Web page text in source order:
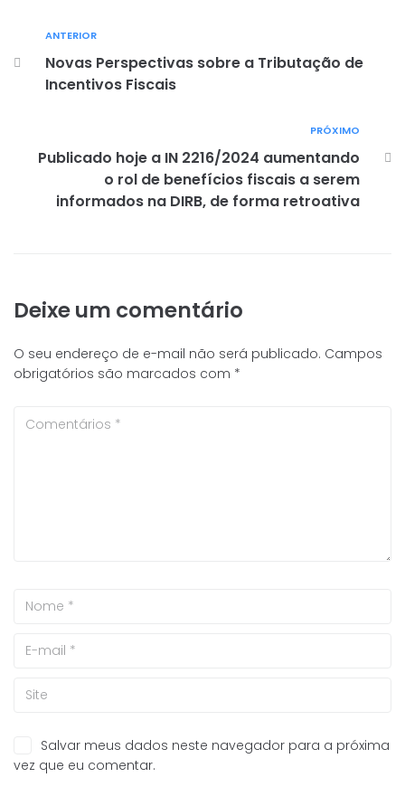
ANTERIOR
Novas Perspectivas sobre a Tributação de
Incentivos Fiscais
PRÓXIMO
Publicado hoje a IN 2216/2024 aumentando
o rol de benefícios fiscais a serem
informados na DIRB, de forma retroativa
Deixe um comentário
O seu endereço de e-mail não será publicado. Campos
obrigatórios são marcados com *
Salvar meus dados neste navegador para a próxima
vez que eu comentar.